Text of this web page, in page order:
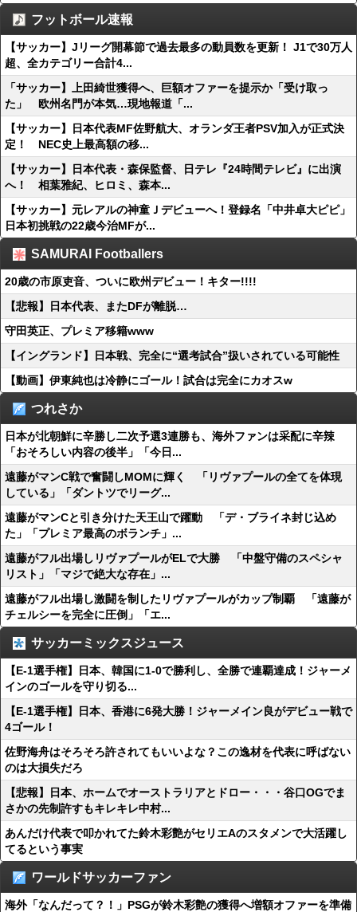
フットボール速報
【サッカー】Jリーグ開幕節で過去最多の動員数を更新！ J1で30万人
超、全カテゴリー合計4...
「サッカー】上田綺世獲得へ、巨額オファーを提示か「受け取っ
た」 欧州名門が本気…現地報道「...
【サッカー】日本代表MF佐野航大、オランダ王者PSV加入が正式決
定！ NEC史上最高額の移...
【サッカー】日本代表・森保監督、日テレ『24時間テレビ』に出演
へ！ 相葉雅紀、ヒロミ、森本...
【サッカー】元レアルの神童Ｊデビューへ！登録名「中井卓大ピピ」
日本初挑戦の22歳今治MFが...
SAMURAI Footballers
20歳の市原吏音、ついに欧州デビュー！キター!!!!
【悲報】日本代表、またDFが離脱…
守田英正、プレミア移籍www
【イングランド】日本戦、完全に“選考試合”扱いされている可能性
【動画】伊東純也は冷静にゴール！試合は完全にカオスw
つれさか
日本が北朝鮮に辛勝し二次予選3連勝も、海外ファンは采配に辛辣
「おそろしい内容の後半」「今日...
遠藤がマンC戦で奮闘しMOMに輝く 「リヴァプールの全てを体現
している」「ダントツでリーグ...
遠藤がマンCと引き分けた天王山で躍動 「デ・ブライネ封じ込め
た」「プレミア最高のボランチ」...
遠藤がフル出場しリヴァプールがELで大勝 「中盤守備のスペシャ
リスト」「マジで絶大な存在」...
遠藤がフル出場し激闘を制したリヴァプールがカップ制覇 「遠藤が
チェルシーを完全に圧倒」「エ...
サッカーミックスジュース
【E-1選手権】日本、韓国に1-0で勝利し、全勝で連覇達成！ジャーメ
インのゴールを守り切る...
【E-1選手権】日本、香港に6発大勝！ジャーメイン良がデビュー戦で
4ゴール！
佐野海舟はそろそろ許されてもいいよな？この逸材を代表に呼ばない
のは大損失だろ
【悲報】日本、ホームでオーストラリアとドロー・・・谷口OGでま
さかの先制許すもキレキレ中村...
あんだけ代表で叩かれてた鈴木彩艶がセリエAのスタメンで大活躍し
てるという事実
ワールドサッカーファン
海外「なんだって？！」PSGが鈴木彩艶の獲得へ増額オファーを準備